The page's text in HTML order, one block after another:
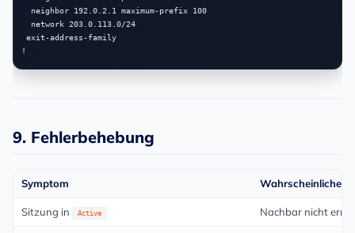
9. Fehlerbehebung
Symptom Wahrscheinliche
Sitzung in Active Nachbar nicht